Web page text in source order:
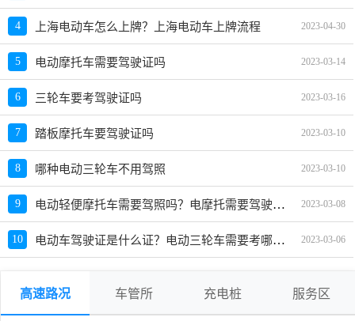
4 上海电动车怎么上牌？上海电动车上牌流程 2023-04-30
5 电动摩托车需要驾驶证吗 2023-03-14
6 三轮车要考驾驶证吗 2023-03-16
7 踏板摩托车要驾驶证吗 2023-03-10
8 哪种电动三轮车不用驾照 2023-03-10
9 电动轻便摩托车需要驾照吗？电摩托需要驾驶证吗有牌照可以吗 2023-03-08
10 电动车驾驶证是什么证？电动三轮车需要考哪种驾驶证 2023-03-06
高速路况 车管所 充电桩 服务区